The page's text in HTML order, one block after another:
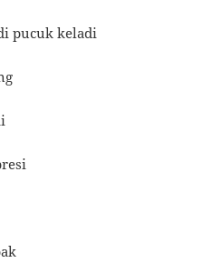
pucuk keladi